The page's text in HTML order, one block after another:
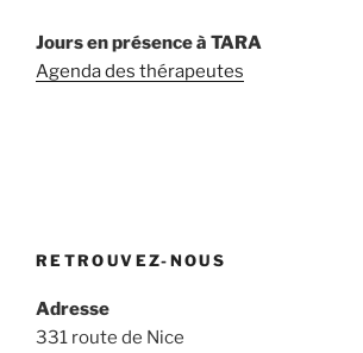
Jours en présence à TARA
Agenda des thérapeutes
RETROUVEZ-NOUS
Adresse
331 route de Nice